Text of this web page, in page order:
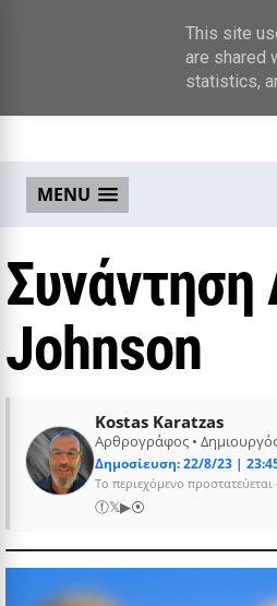
MENU
Johnson
Kostas Karatzas
Αρθρογράφος •
Δημοσίευση: 22/8/23 |
Το περιεχόμενο
ⓕ𝕏▶⦿
This site
are shared
statistics,